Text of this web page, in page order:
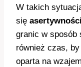
W takich
się asertywności
granic w sposób
również czas,
oparta na